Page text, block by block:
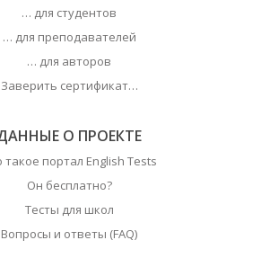
… для студентов
… для преподавателей
… для авторов
Заверить сертификат…
О ПРОЕКТЕ
такое портал English Tests
Он бесплатно?
Тесты для школ
Вопросы и ответы (FAQ)